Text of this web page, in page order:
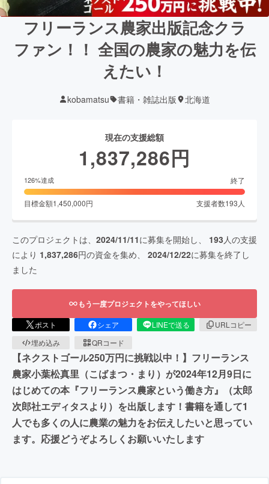
フリーランス農家出版記念クラ
ファン！！ 全国の農家の魅力を伝
えたい！
kobamatsu 書籍・雑誌出版 北海道
現在の支援総額
1,837,286円
126%達成 終了
目標金額1,450,000円 支援者数193 人
このプロジェクトは、 2024/11/11に募集を開始し、 193 人の支援
により 1,837,286円の資金を集め、 2024/12/22に募集を終了し
ました
もう一度プロジェクトをやってほしい
ポスト シェア LINEで送る
URLコピー
埋め込み
QRコード
【ネクストゴール250万円に挑戦以中！】フリーランス
農家小葉松真里（こばまつ・まり）が2024年12月9日に
はじめての本『フリーランス農家という働き方』（太郎
次郎社エディタスより）を出版します！書籍を通して1
人でも多くの人に農業の魅力をお伝えしたいと思ってい
ます。応援どうぞよろしくお願いいたします